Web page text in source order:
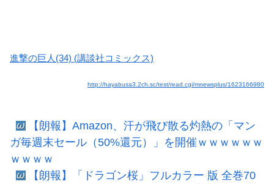
進撃の巨人(34) (講談社コミックス)
http://hayabusa3.2ch.sc/test/read.cgi/mnewsplus/1623166980
【朗報】Amazon、汗が飛び散る灼熱の「マン
ガ毎週末セール（50%還元）」を開催ｗｗｗｗｗｗ
ｗｗｗｗ
【朗報】「ドラゴン桜」フルカラー 版 全巻70